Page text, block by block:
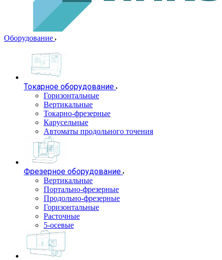
Оборудование
Токарное оборудование
Горизонтальные
Вертикальные
Токарно-фрезерные
Карусельные
Автоматы продольного точения
Фрезерное оборудование
Вертикальные
Портально-фрезерные
Продольно-фрезерные
Горизонтальные
Расточные
5-осевые